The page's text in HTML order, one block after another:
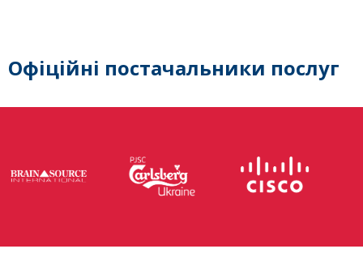
Офіційні постачальники послуг